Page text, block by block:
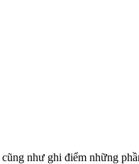
như ghi điểm những